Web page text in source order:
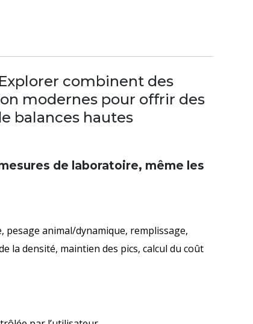
combinent des
modernes pour offrir des
balances hautes
de laboratoire, même les
pesage animal/dynamique, remplissage,
densité, maintien des pics, calcul du coût